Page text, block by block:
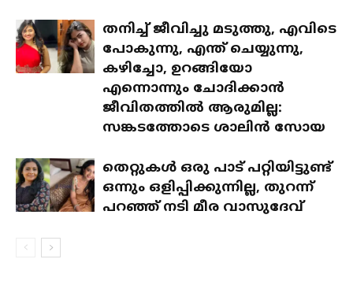
തനിച്ച് ജീവിച്ചു മടുത്തു, എവിടെ
പോകുന്നു, എന്ത് ചെയ്യുന്നു,
കഴിച്ചോ, ഉറങ്ങിയോ
എന്നൊന്നും ചോദിക്കാൻ
ജീവിതത്തിൽ ആരുമില്ല:
സങ്കടത്തോടെ ശാലിൻ സോയ
തെറ്റുകൾ ഒരു പാട് പറ്റിയിട്ടുണ്ട്
ഒന്നും ഒളിപ്പിക്കുന്നില്ല, തുറന്ന്
പറഞ്ഞ് നടി മീര വാസുദേവ്